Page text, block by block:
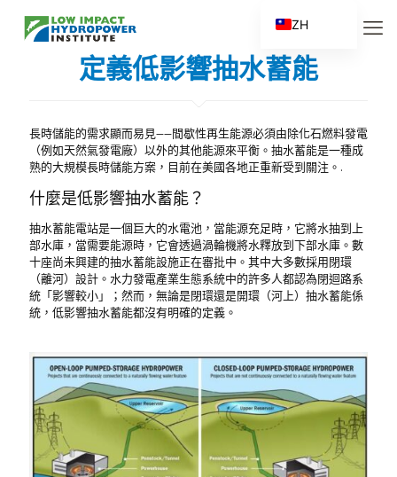
定義低影響抽水蓄能
長時儲能的需求顯而易見——間歇性再生能源必須由除化石燃料發電
（例如天然氣發電廠）以外的其他能源來平衡。抽水蓄能是一種成
熟的大規模長時儲能方案，目前在美國各地正重新受到關注。.
什麼是低影響抽水蓄能？
抽水蓄能電站是一個巨大的水電池，當能源充足時，它將水抽到上
部水庫，當需要能源時，它會透過渦輪機將水釋放到下部水庫。數
十座尚未興建的抽水蓄能設施正在審批中。其中大多數採用閉環
（離河）設計。水力發電產業生態系統中的許多人都認為閉迴路系
統「影響較小」；然而，無論是閉環還是開環（河上）抽水蓄能係
統，低影響抽水蓄能都沒有明確的定義。
ZH
EN
ES
ZH_CN